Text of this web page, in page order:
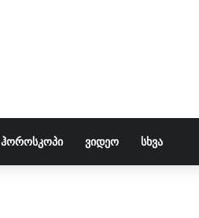
ჰოროსკოპი ვიდეო სხვა